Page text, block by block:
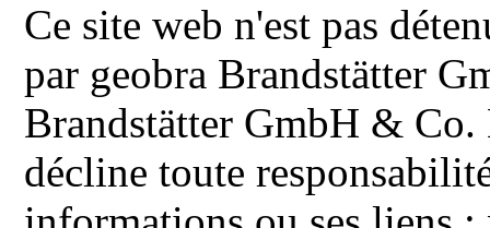
Ce site web n'est pas
par geobra Brandstätter
Brandstätter GmbH & Co.
décline toute